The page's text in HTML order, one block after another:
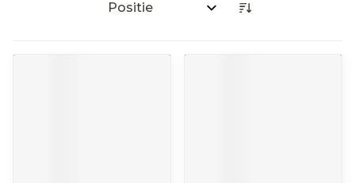
Sorteer op: